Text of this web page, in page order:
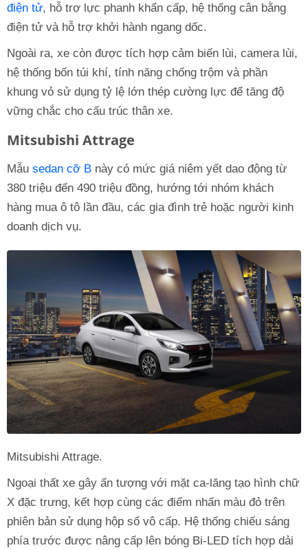
điện tử, hỗ trợ lực phanh khẩn cấp, hệ thống cân bằng
điện tử và hỗ trợ khởi hành ngang dốc.
Ngoài ra, xe còn được tích hợp cảm biến lùi, camera lùi,
hệ thống bốn túi khí, tính năng chống trộm và phần
khung vỏ sử dụng tỷ lệ lớn thép cường lực để tăng độ
vững chắc cho cấu trúc thân xe.
Mitsubishi Attrage
Mẫu sedan cỡ B này có mức giá niêm yết dao động từ
380 triệu đến 490 triệu đồng, hướng tới nhóm khách
hàng mua ô tô lần đầu, các gia đình trẻ hoặc người kinh
doanh dịch vụ.
Mitsubishi Attrage.
Ngoại thất xe gây ấn tượng với mặt ca-lăng tạo hình chữ
X đặc trưng, kết hợp cùng các điểm nhấn màu đỏ trên
phiên bản sử dụng hộp số vô cấp. Hệ thống chiếu sáng
phía trước được nâng cấp lên bóng Bi-LED tích hợp dải